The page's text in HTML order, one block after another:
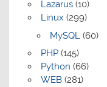
Lazarus(10)
Linux (299)
MySQL(60)
PHP(145)
Python (66)
WEB(281)